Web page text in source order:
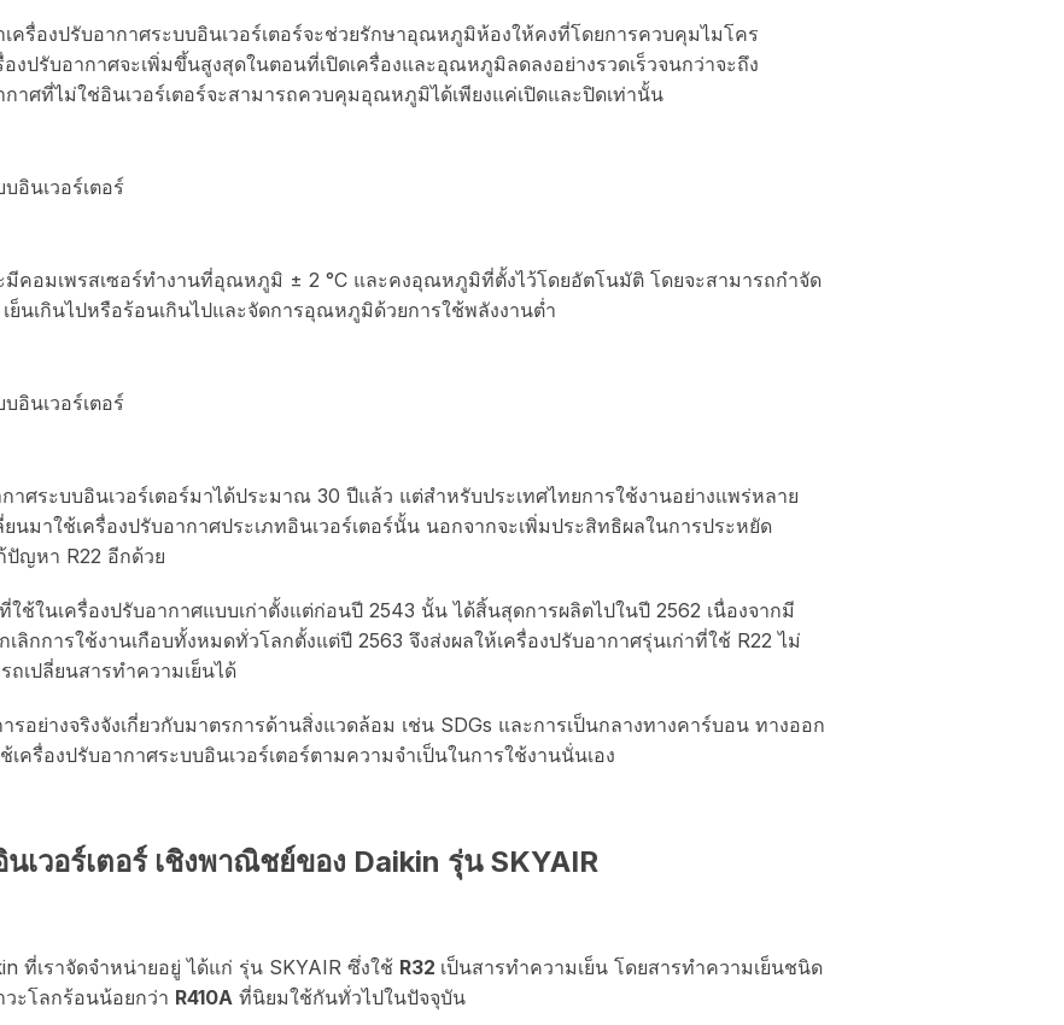
ครื่องปรับอากาศระบบอินเวอร์เตอร์จะช่วยรักษาอุณหภูมิห้องให้คงที่โดยการควบคุมไมโคร
งปรับอากาศจะเพิ่มขึ้นสูงสุดในตอนที่เปิดเครื่องและอุณหภูมิลดลงอย่างรวดเร็วจนกว่าจะถึง
าศที่ไม่ใช่อินเวอร์เตอร์จะสามารถควบคุมอุณหภูมิได้เพียงแค่เปิดและปิดเท่านั้น
ะมีคอมเพรสเซอร์ทำงานที่อุณหภูมิ ± 2 °C และคงอุณหภูมิที่ตั้งไว้โดยอัตโนมัติ โดยจะสามารถกำจัด
นเกินไปหรือร้อนเกินไปและจัดการอุณหภูมิด้วยการใช้พลังงานต่ำ
าศระบบอินเวอร์เตอร์มาได้ประมาณ 30 ปีแล้ว แต่สำหรับประเทศไทยการใช้งานอย่างแพร่หลาย
นมาใช้เครื่องปรับอากาศประเภทอินเวอร์เตอร์นั้น นอกจากจะเพิ่มประสิทธิผลในการประหยัด
ญหา R22 อีกด้วย
ใช้ในเครื่องปรับอากาศแบบเก่าตั้งแต่ก่อนปี 2543 นั้น ได้สิ้นสุดการผลิตไปในปี 2562 เนื่องจากมี
ลิกการใช้งานเกือบทั้งหมดทั่วโลกตั้งแต่ปี 2563 จึงส่งผลให้เครื่องปรับอากาศรุ่นเก่าที่ใช้ R22 ไม่
เปลี่ยนสารทำความเย็นได้
อย่างจริงจังเกี่ยวกับมาตรการด้านสิ่งแวดล้อม เช่น SDGs และการเป็นกลางทางคาร์บอน ทางออก
ครื่องปรับอากาศระบบอินเวอร์เตอร์ตามความจำเป็นในการใช้งานนั่นเอง
เวอร์เตอร์ เชิงพาณิชย์ของ Daikin รุ่น SKYAIR
ที่เราจัดจำหน่ายอยู่ ได้แก่ รุ่น SKYAIR ซึ่งใช้ R32 เป็นสารทำความเย็น โดยสารทำความเย็นชนิด
ะโลกร้อนน้อยกว่า R410A ที่นิยมใช้กันทั่วไปในปัจจุบัน